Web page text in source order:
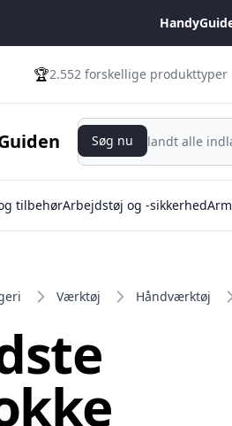
🏆2.552 forskellige produkttyper
Søg nu
Søg nu
tilbehørArbejdstøj og -sikkerhed
Værktøj Håndværktøj